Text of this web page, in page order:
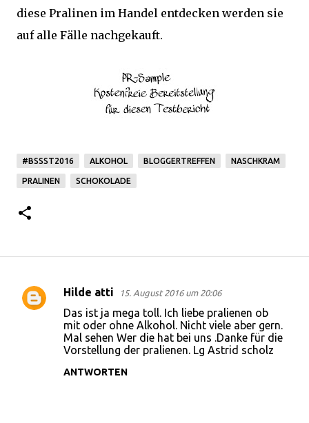
diese Pralinen im Handel entdecken werden sie
auf alle Fälle nachgekauft.
#BSSST2016 ALKOHOL BLOGGERTREFFEN NASCHKRAM
PRALINEN SCHOKOLADE
K
Hilde atti 15. August 2016 um 20:06
Das ist ja mega toll. Ich liebe pralienen ob
mit oder ohne Alkohol. Nicht viele aber gern.
Mal sehen Wer die hat bei uns .Danke für die
Vorstellung der pralienen. Lg Astrid scholz
ANTWORTEN